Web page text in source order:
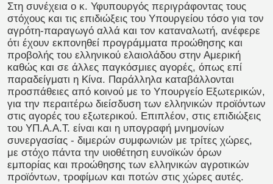
Στη συνέχεια ο κ. Υφυπουργός περιγράφοντας τους
στόχους και τις επιδιώξεις του Υπουργείου τόσο για τον
αγρότη-παραγωγό αλλά και τον καταναλωτή, ανέφερε
ότι έχουν εκπονηθεί προγράμματα προώθησης και
προβολής του ελληνικού ελαιολάδου στην Αμερική
καθώς και σε άλλες παγκόσμιες αγορές, όπως επί
παραδείγματι η Κίνα. Παράλληλα καταβάλλονται
προσπάθειες από κοινού με το Υπουργείο Εξωτερικών,
για την περαιτέρω διείσδυση των ελληνικών προϊόντων
στις αγορές του εξωτερικού. Επιπλέον, στις επιδιώξεις
του ΥΠ.Α.Α.Τ. είναι και η υπογραφή μνημονίων
συνεργασίας - διμερών συμφωνιών με τρίτες χώρες,
με στόχο πάντα την υιοθέτηση ευνοϊκών όρων
εμπορίας και προώθησης των ελληνικών αγροτικών
προϊόντων, τροφίμων και ποτών στις χώρες αυτές.